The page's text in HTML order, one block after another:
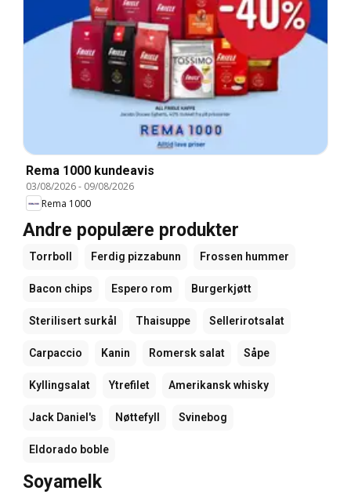
Rema 1000 kundeavis
03/08/2026- 09/08/2026
Rema 1000
Andre populære produkter
Torrboll Ferdig pizzabunn Frossen hummer
Bacon chips Espero rom Burgerkjøtt
Sterilisert surkål Thaisuppe Sellerirotsalat
Carpaccio Kanin Romersk salat Såpe
Kyllingsalat Ytrefilet Amerikansk whisky
Jack Daniel's Nøttefyll Svinebog
Eldorado boble
Soyamelk